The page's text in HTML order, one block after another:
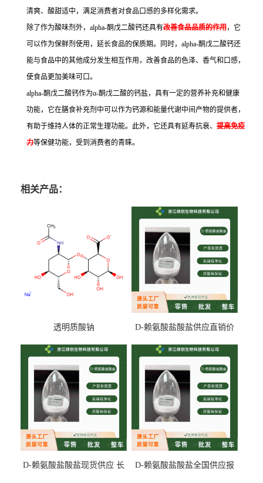
清爽、酸甜适中，满足消费者对食品口感的多样化需求。
除了作为酸味剂外，alpha-酮戊二酸钙还具有改善食品品质的作用，它
可以作为保鲜剂使用，延长食品的保质期。同时，alpha-酮戊二酸钙还
能与食品中的其他成分发生相互作用，改善食品的色泽、香气和口感，
使食品更加美味可口。
alpha-酮戊二酸钙作为α-酮戊二酸的钙盐，具有一定的营养补充和健康
功能，它在膳食补充剂中可以作为钙源和能量代谢中间产物的提供者，
有助于维持人体的正常生理功能。此外，它还具有延寿抗衰、 提高免疫
力等保健功能，受到消费者的青睐。
相关产品：
透明质酸钠
D-赖氨酸盐酸盐供应直销价
D-赖氨酸盐酸盐现货供应 长
D-赖氨酸盐酸盐全国供应报